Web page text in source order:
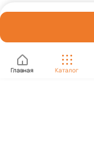
Главная Каталог